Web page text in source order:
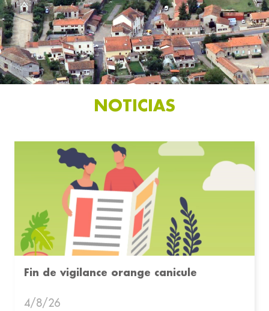
NOTICIAS
Fin de vigilance orange canicule
4/8/26